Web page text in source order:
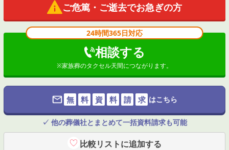
ご危篤・ご逝去でお急ぎの方
24時間365日対応
相談する
※家族葬のタクセル天間につながります。
無 料 資 料 請 求 はこちら
✓ 他の葬儀社とまとめて一括資料請求も可能
比較リストに追加する